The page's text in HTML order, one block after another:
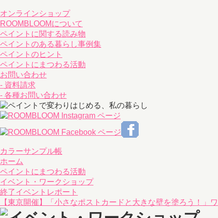
オンラインショップ
ROOMBLOOMについて
ペイントに関する読み物
ペイントのある暮らし事例集
ペイントのヒント
ペイントにまつわる活動
お問い合わせ
- 資料請求
- 各種お問い合わせ
カラーサンプル帳
ホーム
ペイントにまつわる活動
イベント・ワークショップ
終了イベントレポート
【東京開催】「小さなポストカードと大きな壁を塗ろう！」